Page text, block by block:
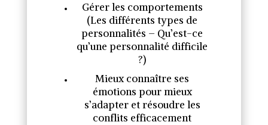
Gérer les comportements
(Les différents types de
personnalités – Qu’est-ce
qu’une personnalité difficile
?)
Mieux connaître ses
émotions pour mieux
s’adapter et résoudre les
conflits efficacement